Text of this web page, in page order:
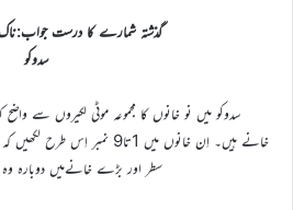
گذشتہ شمارے کا درست جواب:ناک
سدوکو
سدوکو میں نو خانوں کا مجموعہ موٹی لکیروں سے
خانے ہیں۔ اِن خانوں میں 1تا9
سطر اور بڑے خانےمیں دوبارہ